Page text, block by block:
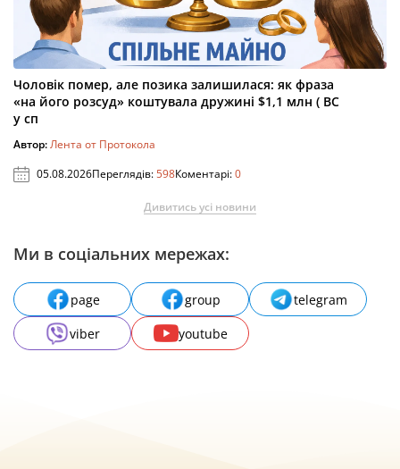
Чоловік помер, але позика залишилася: як фраза
«на його розсуд» коштувала дружині $1,1 млн ( ВС
у сп
Автор:Лента от Протокола
05.08.2026Переглядів:598Коментарі:0
Дивитись усі новини
Ми в соціальних мережах:
page group
telegram
viber
youtube